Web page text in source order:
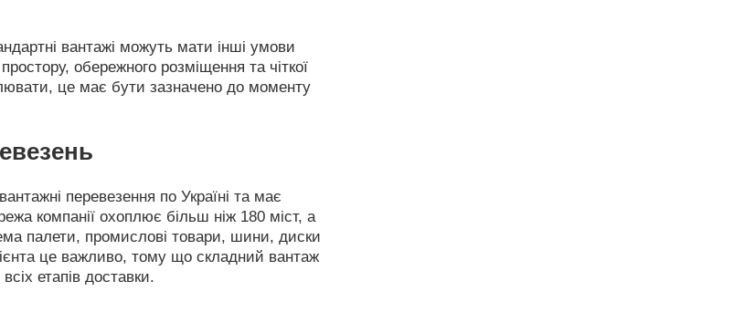
вантажі можуть мати інші умови
обережного розміщення та чіткої
це має бути зазначено до моменту
перевезення по Україні та має
компанії охоплює більш ніж 180 міст, а
палети, промислові товари, шини, диски
це важливо, тому що складний вантаж
етапів доставки.